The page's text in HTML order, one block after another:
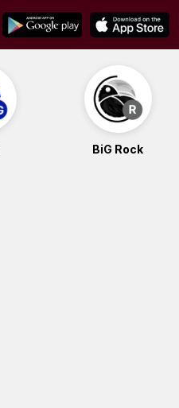
BiG Rock